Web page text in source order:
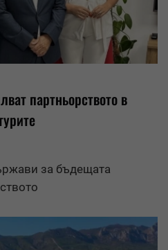
партньорството в
за бъдещата